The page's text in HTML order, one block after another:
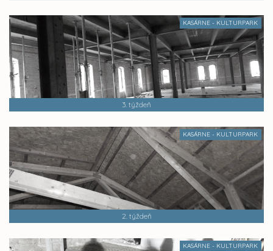
KASÁRNE - KULTURPARK
3. týždeň
KASÁRNE - KULTURPARK
2. týždeň
KASÁRNE - KULTURPARK